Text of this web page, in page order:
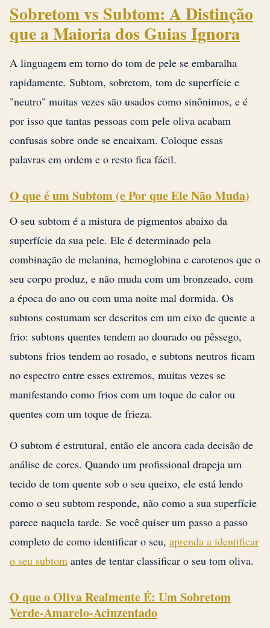
Sobretom vs Subtom: A Distinção
que a Maioria dos Guias Ignora
A linguagem em torno do tom de pele se embaralha
rapidamente. Subtom, sobretom, tom de superfície e
"neutro" muitas vezes são usados como sinônimos, e é
por isso que tantas pessoas com pele oliva acabam
confusas sobre onde se encaixam. Coloque essas
palavras em ordem e o resto fica fácil.
O que é um Subtom (e Por que Ele Não Muda)
O seu subtom é a mistura de pigmentos abaixo da
superfície da sua pele. Ele é determinado pela
combinação de melanina, hemoglobina e carotenos que o
seu corpo produz, e não muda com um bronzeado, com
a época do ano ou com uma noite mal dormida. Os
subtons costumam ser descritos em um eixo de quente a
frio: subtons quentes tendem ao dourado ou pêssego,
subtons frios tendem ao rosado, e subtons neutros ficam
no espectro entre esses extremos, muitas vezes se
manifestando como frios com um toque de calor ou
quentes com um toque de frieza.
O subtom é estrutural, então ele ancora cada decisão de
análise de cores. Quando um profissional drapeja um
tecido de tom quente sob o seu queixo, ele está lendo
como o seu subtom responde, não como a sua superfície
parece naquela tarde. Se você quiser um passo a passo
completo de como identificar o seu, aprenda a identificar
o seu subtom antes de tentar classificar o seu tom oliva.
O que o Oliva Realmente É: Um Sobretom
Verde-Amarelo-Acinzentado